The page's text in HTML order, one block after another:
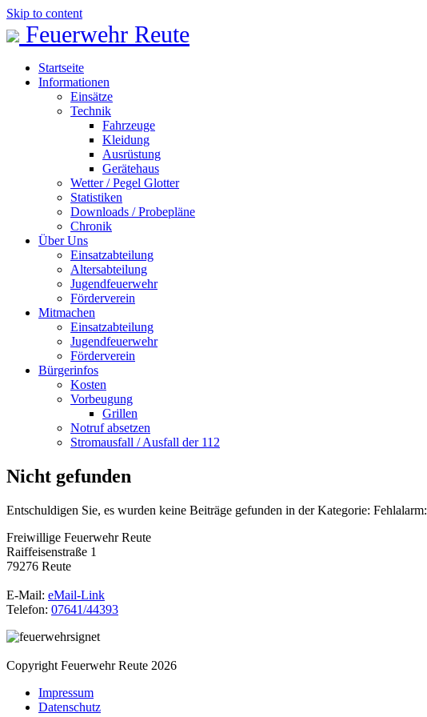
Skip to content
Feuerwehr Reute
Startseite
Informationen
Einsätze
Technik
Fahrzeuge
Kleidung
Ausrüstung
Gerätehaus
Wetter / Pegel Glotter
Statistiken
Downloads / Probepläne
Chronik
Über Uns
Einsatzabteilung
Altersabteilung
Jugendfeuerwehr
Förderverein
Mitmachen
Einsatzabteilung
Jugendfeuerwehr
Förderverein
Bürgerinfos
Kosten
Vorbeugung
Grillen
Notruf absetzen
Stromausfall / Ausfall der 112
Nicht gefunden
Entschuldigen Sie, es wurden keine Beiträge gefunden in der Kategorie: Fehlalarm:
Freiwillige Feuerwehr Reute
Raiffeisenstraße 1
79276 Reute
E-Mail: eMail-Link
Telefon: 07641/44393
Copyright Feuerwehr Reute 2026
Impressum
Datenschutz